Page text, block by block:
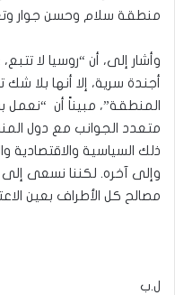
منطقة سلام وحسن جوار
وأشار إلى، أن “روسيا لا
أجندة سرية، إلا أنها بلا
المنطقة”، مبيناً أن
متعدد الجوانب مع دول
ذلك السياسية والاقتصادية
وإلى آخره. لكننا نسعى
مصالح كل الأطراف بعين
ل.ب